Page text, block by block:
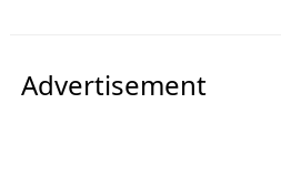
Advertisement